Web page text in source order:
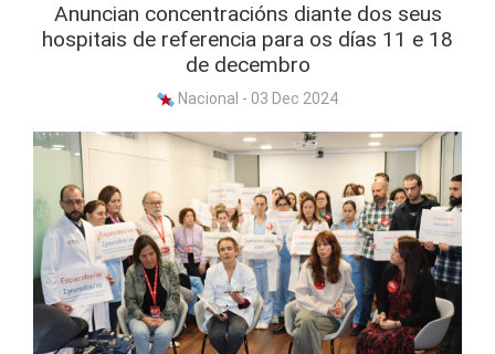
Anuncian concentracións diante dos seus
hospitais de referencia para os días 11 e 18
de decembro
Nacional - 03 Dec 2024